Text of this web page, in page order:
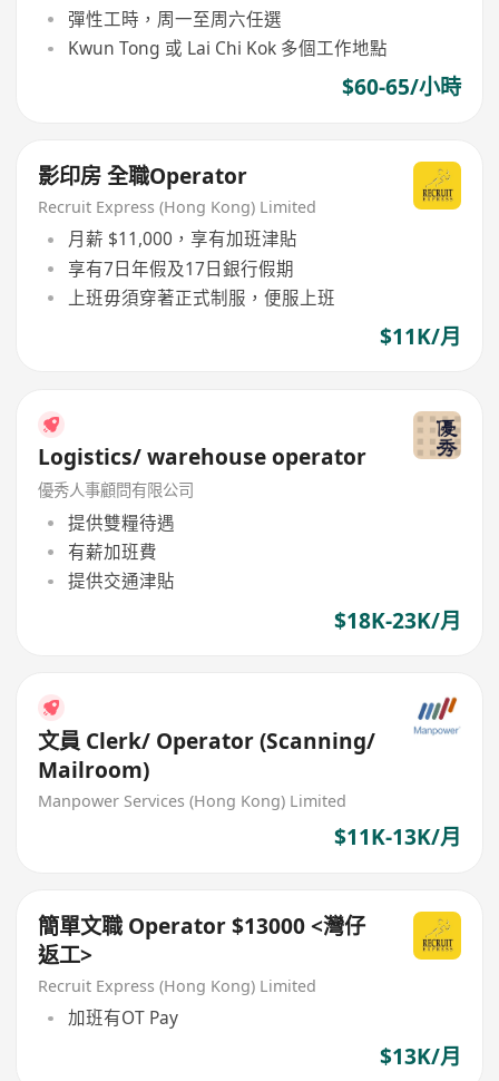
彈性工時，周一至周六任選
Kwun Tong 或 Lai Chi Kok 多個工作地點
$60-65/小時
影印房 全職Operator
Recruit Express (Hong Kong) Limited
月薪 $11,000，享有加班津貼
享有7日年假及17日銀行假期
上班毋須穿著正式制服，便服上班
$11K/月
Logistics/ warehouse operator
優秀人事顧問有限公司
提供雙糧待遇
有薪加班費
提供交通津貼
$18K-23K/月
文員 Clerk/ Operator (Scanning/
Mailroom)
Manpower Services (Hong Kong) Limited
$11K-13K/月
簡單文職 Operator $13000 <灣仔
返工>
Recruit Express (Hong Kong) Limited
加班有OT Pay
$13K/月